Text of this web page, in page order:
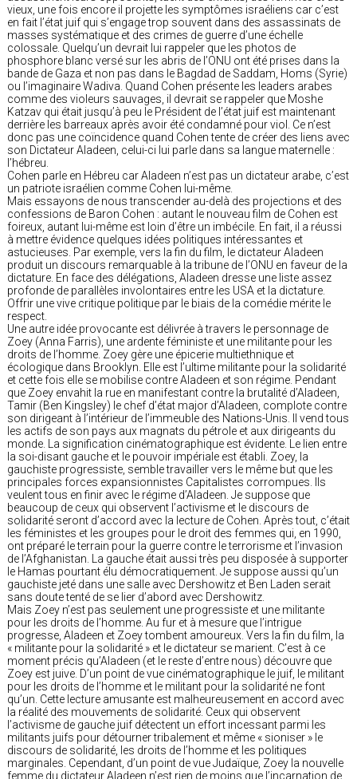
vieux, une fois encore il projette les symptômes israéliens car c’est
en fait l’état juif qui s’engage trop souvent dans des assassinats de
masses systématique et des crimes de guerre d’une échelle
colossale. Quelqu’un devrait lui rappeler que les photos de
phosphore blanc versé sur les abris de l’ONU ont été prises dans la
bande de Gaza et non pas dans le Bagdad de Saddam, Homs (Syrie)
ou l’imaginaire Wadiva. Quand Cohen présente les leaders arabes
comme des violeurs sauvages, il devrait se rappeler que Moshe
Katzav qui était jusqu’à peu le Président de l’état juif est maintenant
derrière les barreaux après avoir été condamné pour viol. Ce n’est
donc pas une coïncidence quand Cohen tente de créer des liens avec
son Dictateur Aladeen, celui-ci lui parle dans sa langue maternelle :
l’hébreu.
Cohen parle en Hébreu car Aladeen n’est pas un dictateur arabe, c’est
un patriote israélien comme Cohen lui-même.
Mais essayons de nous transcender au-delà des projections et des
confessions de Baron Cohen : autant le nouveau film de Cohen est
foireux, autant lui-même est loin d’être un imbécile. En fait, il a réussi
à mettre évidence quelques idées politiques intéressantes et
astucieuses. Par exemple, vers la fin du film, le dictateur Aladeen
produit un discours remarquable à la tribune de l’ONU en faveur de la
dictature. En face des délégations, Aladeen dresse une liste assez
profonde de parallèles involontaires entre les USA et la dictature.
Offrir une vive critique politique par le biais de la comédie mérite le
respect.
Une autre idée provocante est délivrée à travers le personnage de
Zoey (Anna Farris), une ardente féministe et une militante pour les
droits de l’homme. Zoey gère une épicerie multiethnique et
écologique dans Brooklyn. Elle est l’ultime militante pour la solidarité
et cette fois elle se mobilise contre Aladeen et son régime. Pendant
que Zoey envahit la rue en manifestant contre la brutalité d’Aladeen,
Tamir (Ben Kingsley) le chef d’état major d’Aladeen, complote contre
son dirigeant à l’intérieur de l’immeuble des Nations-Unis. Il vend tous
les actifs de son pays aux magnats du pétrole et aux dirigeants du
monde. La signification cinématographique est évidente. Le lien entre
la soi-disant gauche et le pouvoir impériale est établi. Zoey, la
gauchiste progressiste, semble travailler vers le même but que les
principales forces expansionnistes Capitalistes corrompues. Ils
veulent tous en finir avec le régime d’Aladeen. Je suppose que
beaucoup de ceux qui observent l’activisme et le discours de
solidarité seront d’accord avec la lecture de Cohen. Après tout, c’était
les féministes et les groupes pour le droit des femmes qui, en 1990,
ont préparé le terrain pour la guerre contre le terrorisme et l’invasion
de l’Afghanistan. La gauche était aussi très peu disposée à supporter
le Hamas pourtant élu démocratiquement. Je suppose aussi qu’un
gauchiste jeté dans une salle avec Dershowitz et Ben Laden serait
sans doute tenté de se lier d’abord avec Dershowitz.
Mais Zoey n’est pas seulement une progressiste et une militante
pour les droits de l’homme. Au fur et à mesure que l’intrigue
progresse, Aladeen et Zoey tombent amoureux. Vers la fin du film, la
« militante pour la solidarité » et le dictateur se marient. C’est à ce
moment précis qu’Aladeen (et le reste d’entre nous) découvre que
Zoey est juive. D’un point de vue cinématographique le juif, le militant
pour les droits de l’homme et le militant pour la solidarité ne font
qu’un. Cette lecture amusante est malheureusement en accord avec
la réalité des mouvements de solidarité. Ceux qui observent
l’activisme de gauche juif détectent un effort incessant parmi les
militants juifs pour détourner tribalement et même « sioniser » le
discours de solidarité, les droits de l’homme et les politiques
marginales. Cependant, d’un point de vue Judaïque, Zoey la nouvelle
femme du dictateur Aladeen n’est rien de moins que l’incarnation de